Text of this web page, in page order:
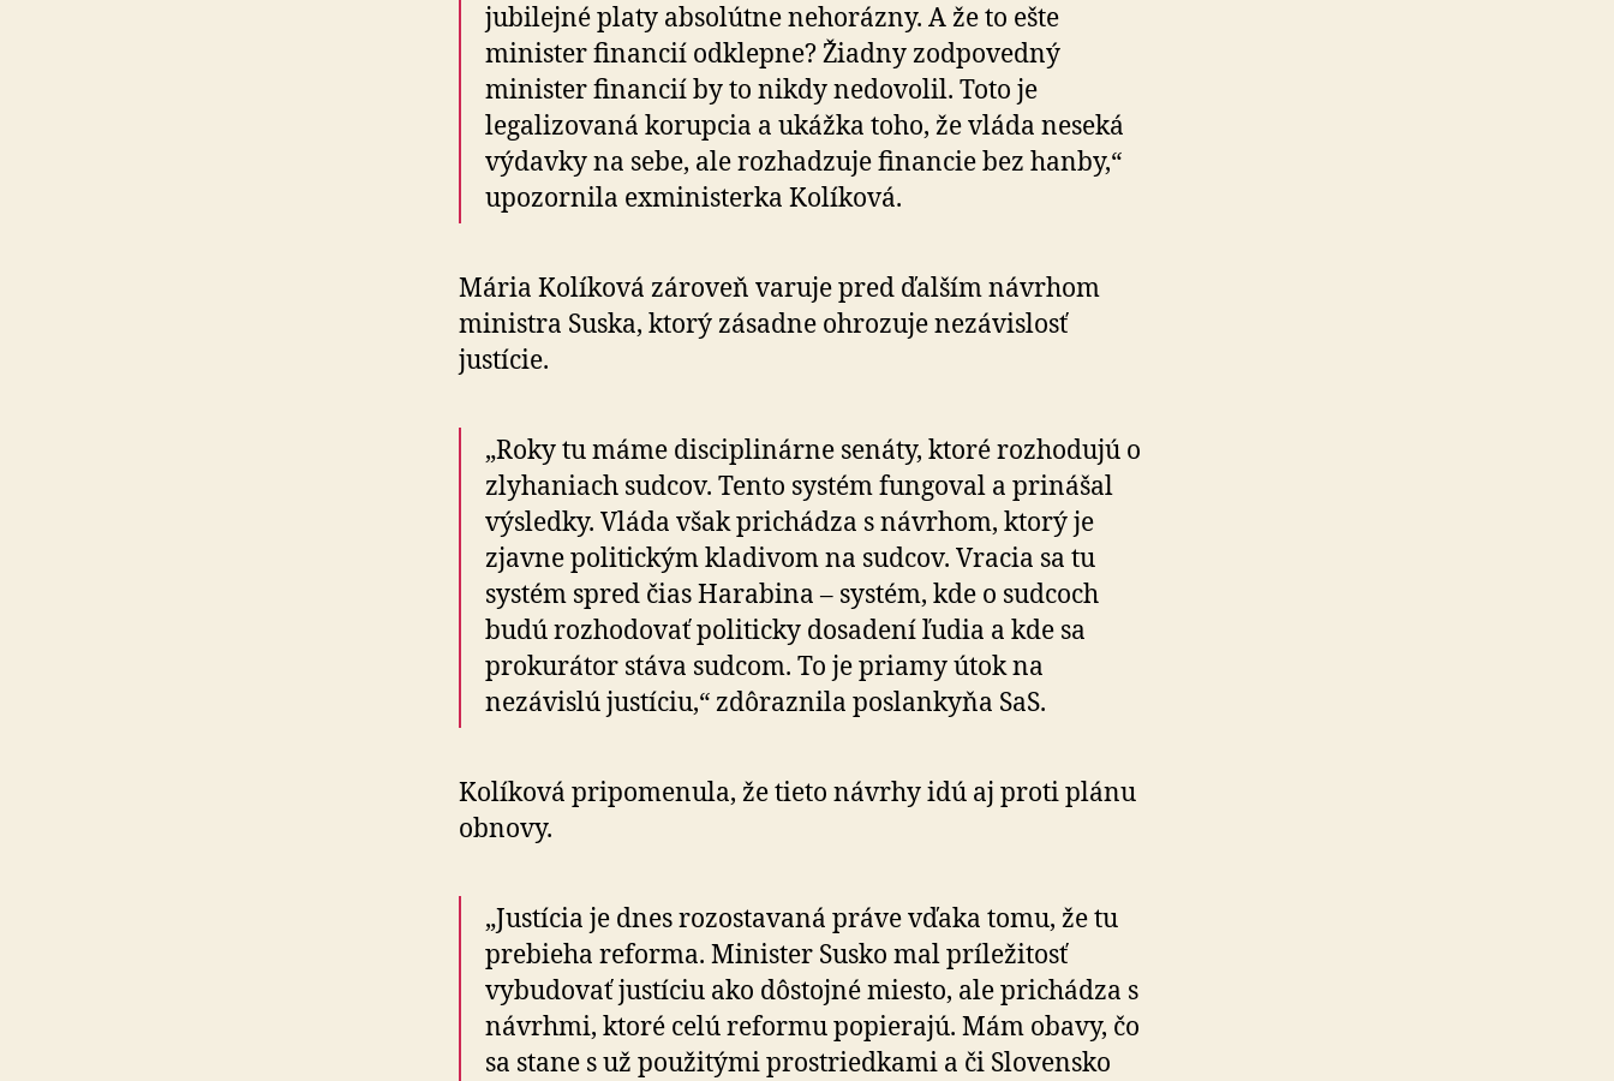
jubilejné platy absolútne nehorázny. A že to ešte
minister financií odklepne? Žiadny zodpovedný
minister financií by to nikdy nedovolil. Toto je
legalizovaná korupcia a ukážka toho, že vláda neseká
výdavky na sebe, ale rozhadzuje financie bez hanby,“
upozornila exministerka Kolíková.
Mária Kolíková zároveň varuje pred ďalším návrhom
ministra Suska, ktorý zásadne ohrozuje nezávislosť
justície.
„Roky tu máme disciplinárne senáty, ktoré rozhodujú o
zlyhaniach sudcov. Tento systém fungoval a prinášal
výsledky. Vláda však prichádza s návrhom, ktorý je
zjavne politickým kladivom na sudcov. Vracia sa tu
systém spred čias Harabina – systém, kde o sudcoch
budú rozhodovať politicky dosadení ľudia a kde sa
prokurátor stáva sudcom. To je priamy útok na
nezávislú justíciu,“ zdôraznila poslankyňa SaS.
Kolíková pripomenula, že tieto návrhy idú aj proti plánu
obnovy.
„Justícia je dnes rozostavaná práve vďaka tomu, že tu
prebieha reforma. Minister Susko mal príležitosť
vybudovať justíciu ako dôstojné miesto, ale prichádza s
návrhmi, ktoré celú reformu popierajú. Mám obavy, čo
sa stane s už použitými prostriedkami a či Slovensko